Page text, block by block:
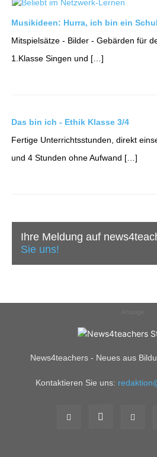
Musikideen: Hurra, ich bin ein
Mitspielsätze - Bilder - Gebärden für
1.Klasse Singen und […]
Das bin ich - Ethik Klasse 3/4
Fertige Unterrichtsstunden, direkt
und 4 Stunden ohne Aufwand […]
Ihre Meldung auf
Sie uns!
News4teachers - Neues aus
Kontaktieren Sie uns: